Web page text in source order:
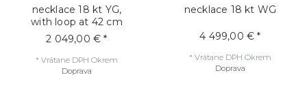
necklace 18 kt YG,
with loop at 42 cm
2 049,00 € *
* Vrátane DPH Okrem
Doprava
necklace 18 kt WG
4 499,00 € *
* Vrátane DPH Okrem
Doprava